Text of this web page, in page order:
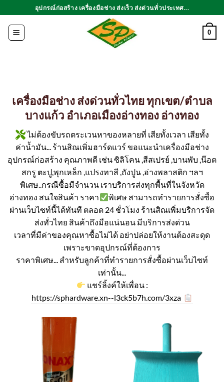
ไป
เนื้อหา
อุปกรณ์ก่อสร้าง เครื่องมือช่าง ส่งเร็ว ส่งด่วนทั่วประเทศ...
0
เครื่องมือช่าง ส่งด่วนทั่วไทย ทุกเขต/ตำบล
บางแก้ว อำเภอเมืองอ่างทอง อ่างทอง
ไม่ต้องขับรถตระเวนหาของหลายที่ เสียทั้งเวลา เสียทั้ง
ค่าน้ำมัน... ร้านสิณเพิ่มฮาร์ดแวร์ ขอแนะนำเครื่องมือช่าง
อุปกรณ์ก่อสร้าง คุณภาพดี เช่น ซิลิโคน ,สีสเปรย์ ,บานพับ ,น๊อต
สกรู ตะปู,พุกเหล็ก ,แปรงทาสี ,ถังปูน ,อ่างพลาสติก ฯลฯ
พิเศษ..กรณีซื้อมีจำนวน เราบริการส่งทุกพื้นที่ในจังหวัด
อ่างทอง สนใจสินค้า ราคา
พิเศษ สามารถทำรายการสั่งซื้อ
ผ่านเว็บไซท์นี้ได้ทันที ตลอด 24 ชั่วโมง ร้านสิณเพิ่มบริการจัด
ส่งทั่วไทย สินค้าถึงมือแน่นอน มีบริการส่งด่วน
เวลาที่มีค่าของคุณหาซื้อไม่ได้ อย่าปล่อยให้งานต้องสะดุด
เพราะขาดอุปกรณ์ที่ต้องการ
ราคาพิเศษ... สำหรับลูกค้าที่ทำรายการสั่งซื้อผ่านเว็บไซท์
เท่านั้น...
แชร์ลิ้งค์ให้เพื่อน :
https://sphardware.xn--l3ck5b7h.com/3xza